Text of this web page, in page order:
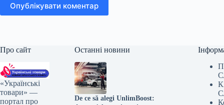
Опублікувати коментар
Про сайт
«Українські
товари» —
портал про
Останні новини
De ce să alegi UnlimBoost: